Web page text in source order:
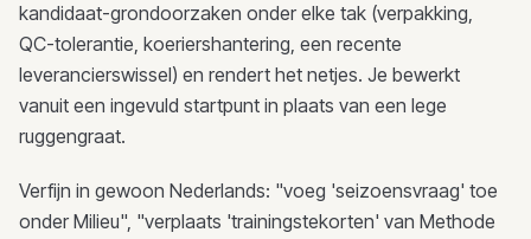
kandidaat-grondoorzaken onder elke tak (verpakking,
QC-tolerantie, koeriershantering, een recente
leverancierswissel) en rendert het netjes. Je bewerkt
vanuit een ingevuld startpunt in plaats van een lege
ruggengraat.
Verfijn in gewoon Nederlands: "voeg 'seizoensvraag' toe
onder Milieu", "verplaats 'trainingstekorten' van Methode